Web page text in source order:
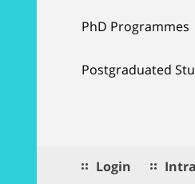
PhD Programmes
Postgraduated
Login